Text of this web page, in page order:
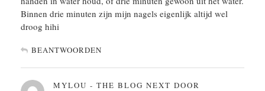
Binnen drie minuten zijn mijn nagels eigenlijk altijd wel
droog hihi
BEANTWOORDEN
MYLOU - THE BLOG NEXT DOOR